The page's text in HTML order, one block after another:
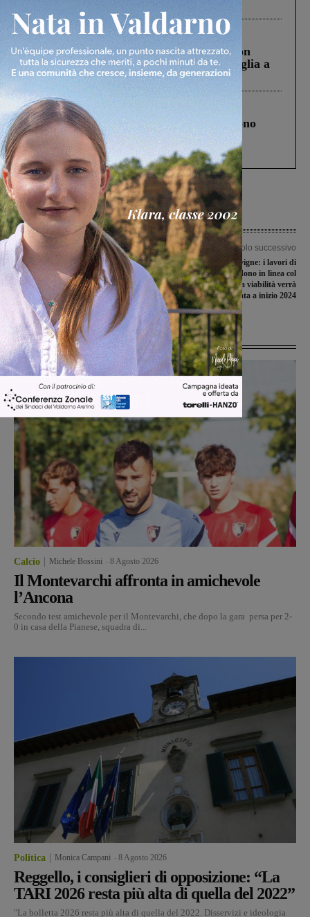
ringraziamento al Governo”
Cronaca 3 Agosto 2026
Scomparso da una struttura di Castiglion
Fiorentino l’uomo che aveva ucciso la figlia a
Levane nel 2020
Cronaca 4 Agosto 2026
Un anno fa la strage in A1 in cui morirono
Gianni, Giulia e Franco. Lo schianto, il
processo, lo stop ai sorpassi fra tir....
Articolo precedente
La Resco Reggello si è qualificata per
gli ottavi di finale di Coppa Toscana
Articolo successivo
Ponte di Piantravigne: i lavori di
consolidamento procedono in linea col
cronoprogramma. La viabilità verrà
ripristinata a inizio 2024
Ultime Notizie
Calcio Michele Bossini 8 Agosto 2026
Il Montevarchi affronta in amichevole
l’Ancona
Secondo test amichevole per il Montevarchi, che dopo la gara persa per 2-
0 in casa della Pianese, squadra di...
Politica Monica Campani 8 Agosto 2026
Reggello, i consiglieri di opposizione: “La
TARI 2026 resta più alta di quella del 2022”
"La bolletta 2026 resta più alta di quella del 2022. Disservizi e ideologia